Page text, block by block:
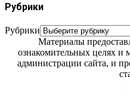
Рубрики
Рубрики
Материалы
ознакомительных целях и
администрации сайта, и